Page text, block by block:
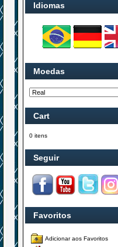
Idiomas
Moedas
Cart
0 itens
Seguir
Favoritos
Adicionar aos Favoritos